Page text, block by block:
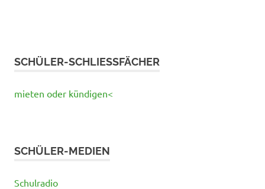
SCHÜLER-SCHLIESSFÄCHER
mieten oder kündigen<
SCHÜLER-MEDIEN
Schulradio